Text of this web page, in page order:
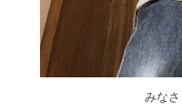
みなさ